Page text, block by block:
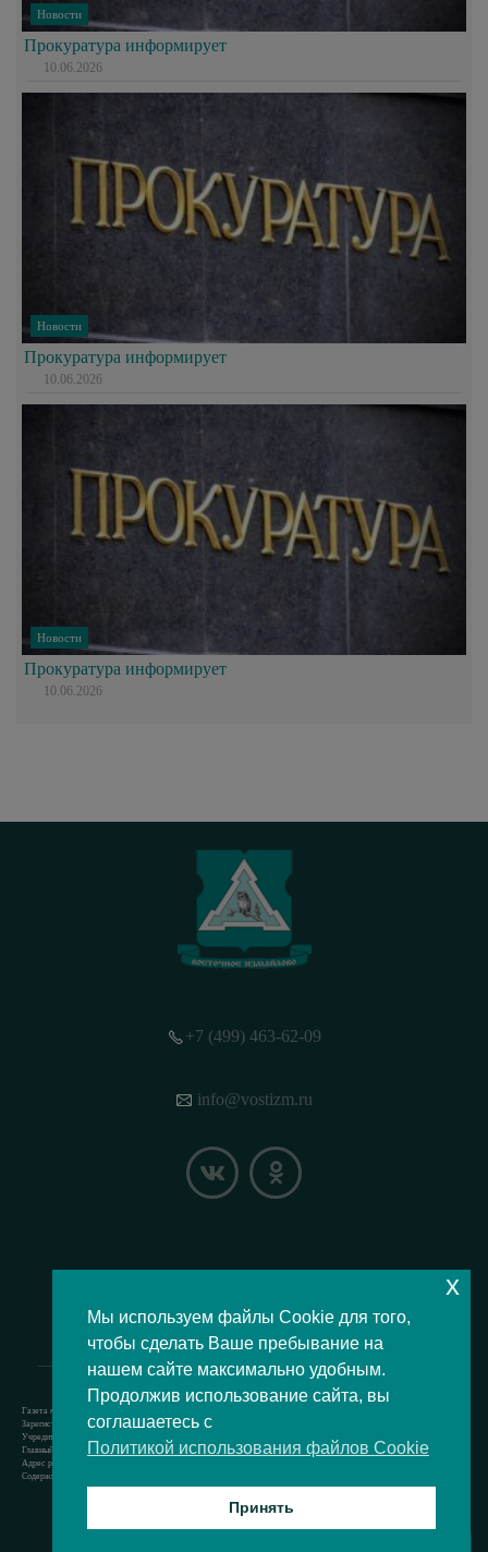
Новости
Прокуратура информирует
10.06.2026
Новости
Прокуратура информирует
10.06.2026
Новости
Прокуратура информирует
10.06.2026
+7 (499) 463-62-09
info@vostizm.ru
Газета муниципального округа Восточное Измайлово.
Зарегистрировано Роскомнадзором свидетельство Эл № ФС77-73364 от 24.07.2018 г.
Учредитель — аппарат Совета депутатов муниципального округа Восточное Измайлово.
Главный редактор — Кочерёжкин Н.А.
Адрес редакции: 105077, г. Москва, Измайловский бульвар, д. 50. т. +74994636209
Содержит материал возрастной категории 12+
Все права защищены © 2021
Мы используем файлы Cookie для того,
чтобы сделать Ваше пребывание на
нашем сайте максимально удобным.
Продолжив использование сайта, вы
соглашаетесь с
Политикой использования файлов Cookie
Принять
x